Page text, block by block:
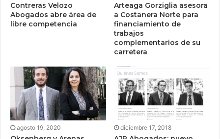
Contreras Velozo
Abogados abre área de
libre competencia
Arteaga Gorziglia asesora
a Costanera Norte para
financiamiento de
trabajos
complementarios de su
carretera
agosto 19, 2020 diciembre 17, 2018